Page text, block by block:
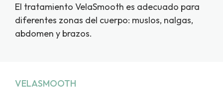
El tratamiento VelaSmooth es adecuado para
diferentes zonas del cuerpo: muslos, nalgas,
abdomen y brazos.
VELASMOOTH